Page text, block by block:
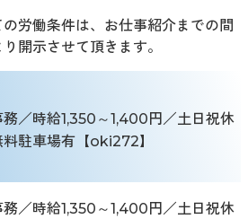
労働条件は、お仕事紹介までの間
開示させて頂きます。
務／時給1,350～1,400円／土日祝休
駐車場有【oki272】
務／時給1,350～1,400円／土日祝休